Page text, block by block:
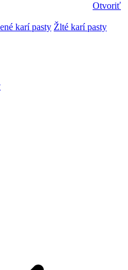
Otvoriť
karí pasty Žlté karí pasty